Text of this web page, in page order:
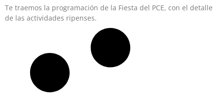
Te traemos la programación de la Fiesta del PCE, con el detalle
de las actividades ripenses.